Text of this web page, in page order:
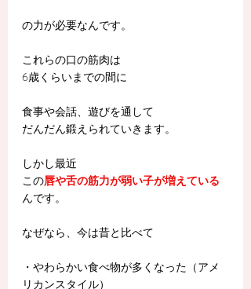
の力が必要なんです。
これらの口の筋肉は
6歳くらいまでの間に
食事や会話、遊びを通して
だんだん鍛えられていきます。
しかし最近
この唇や舌の筋力が弱い子が増えている
んです。
なぜなら、今は昔と比べて
・やわらかい食べ物が多くなった（アメ
リカンスタイル）